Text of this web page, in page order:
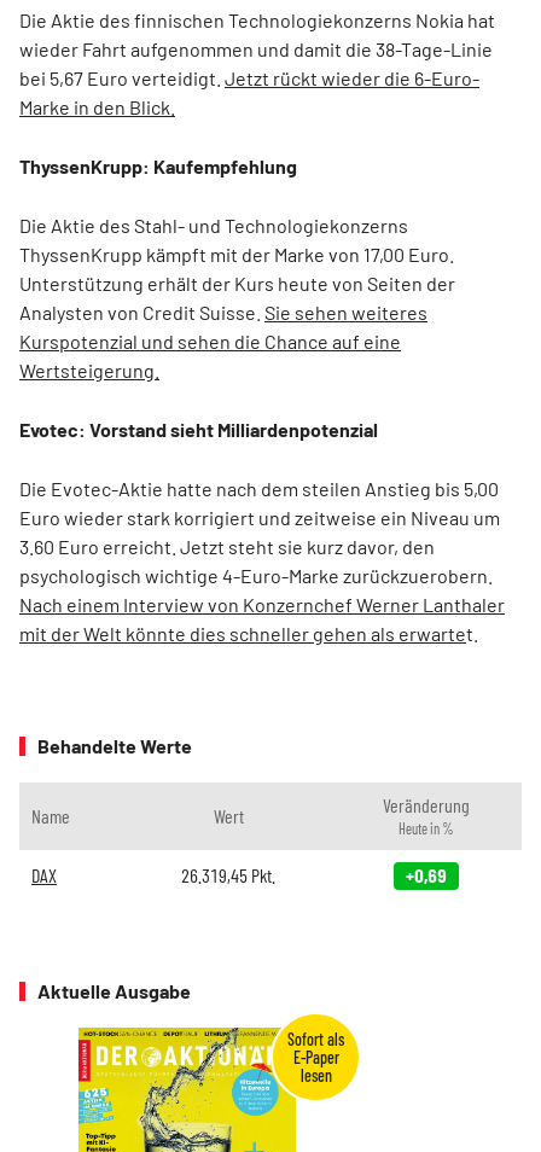
Die Aktie des finnischen Technologiekonzerns Nokia hat
wieder Fahrt aufgenommen und damit die 38-Tage-Linie
bei 5,67 Euro verteidigt. Jetzt rückt wieder die 6-Euro-
Marke in den Blick.
ThyssenKrupp: Kaufempfehlung
Die Aktie des Stahl- und Technologiekonzerns
ThyssenKrupp kämpft mit der Marke von 17,00 Euro.
Unterstützung erhält der Kurs heute von Seiten der
Analysten von Credit Suisse. Sie sehen weiteres
Kurspotenzial und sehen die Chance auf eine
Wertsteigerung.
Evotec: Vorstand sieht Milliardenpotenzial
Die Evotec-Aktie hatte nach dem steilen Anstieg bis 5,00
Euro wieder stark korrigiert und zeitweise ein Niveau um
3.60 Euro erreicht. Jetzt steht sie kurz davor, den
psychologisch wichtige 4-Euro-Marke zurückzuerobern.
Nach einem Interview von Konzernchef Werner Lanthaler
mit der Welt könnte dies schneller gehen als erwartet.
Behandelte Werte
Name Wert Veränderung
Heute in %
DAX 26.319,45 Pkt. +0,69
Aktuelle Ausgabe